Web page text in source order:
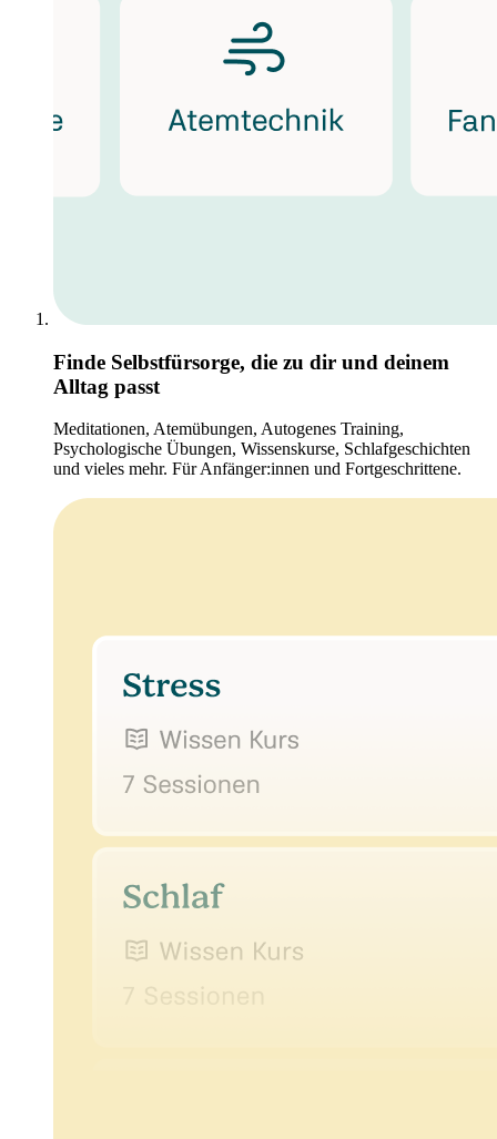
Finde Selbstfürsorge, die zu dir und deinem
Alltag passt
Meditationen, Atemübungen, Autogenes Training,
Psychologische Übungen, Wissenskurse, Schlafgeschichten
und vieles mehr. Für Anfänger:innen und Fortgeschrittene.